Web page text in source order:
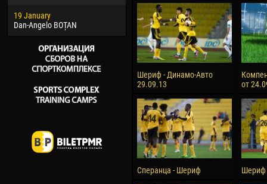
19 January
Dan-Angelo BOȚAN
28 March
Raí LOPES DE OLIVEIRA
15
Ivan
Шериф - Динамо-Авто
29.09.13
от
Сперанца - Шериф Шериф